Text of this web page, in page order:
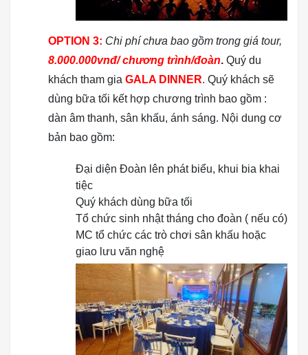
OPTION 3: Chi phí chưa bao gồm trong giá tour,
8.000.000vnđ/ chương trình/đoàn. Quý du
khách tham gia GALA DINNER. Quý khách sẽ
dùng bữa tối kết hợp chương trình bao gồm :
dàn âm thanh, sân khấu, ánh sáng. Nội dung cơ
bản bao gồm:
Đại diện Đoàn lên phát biểu, khui bia khai
tiệc
Quý khách dùng bữa tối
Tổ chức sinh nhật tháng cho đoàn ( nếu có)
MC tổ chức các trò chơi sân khấu hoặc
giao lưu văn nghệ